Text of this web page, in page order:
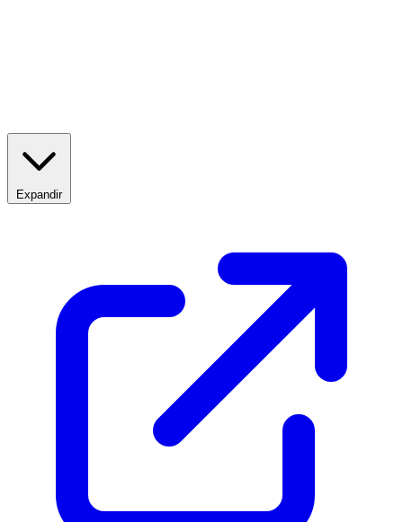
Expandir